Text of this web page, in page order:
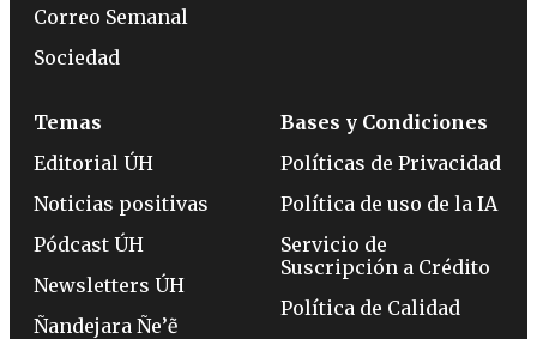
Correo Semanal
Sociedad
Temas
Editorial ÚH
Noticias positivas
Pódcast ÚH
Newsletters ÚH
Ñandejara Ñe’ẽ
Bases y Condiciones
Políticas de Privacidad
Política de uso de la IA
Servicio de
Suscripción a Crédito
Política de Calidad